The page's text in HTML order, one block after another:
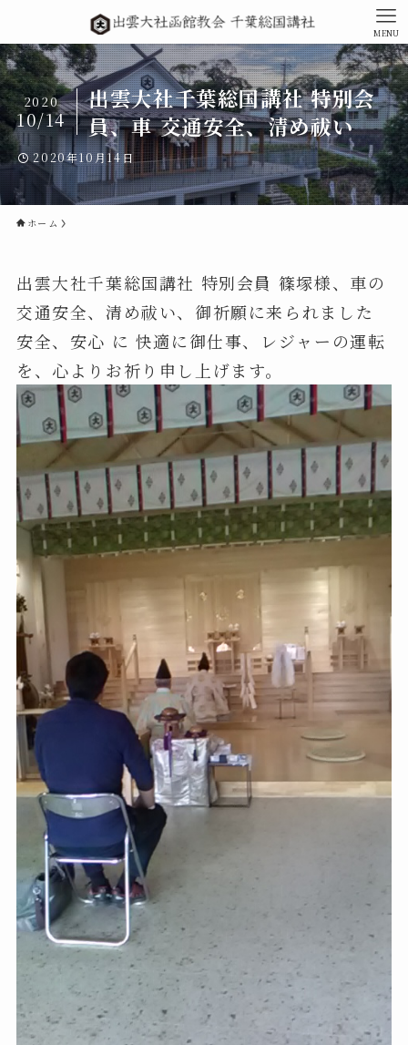
MENU
出雲大社千葉総国講社 特別会
員、車 交通安全、清め祓い
2020
10/14
2020年10月14日
ホーム
出雲大社千葉総国講社 特別会員 篠塚様、車の
交通安全、清め祓い、御祈願に来られました
安全、安心 に 快適に御仕事、レジャーの運転
を、心よりお祈り申し上げます。